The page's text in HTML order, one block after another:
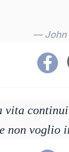
— John
vita
non voglio